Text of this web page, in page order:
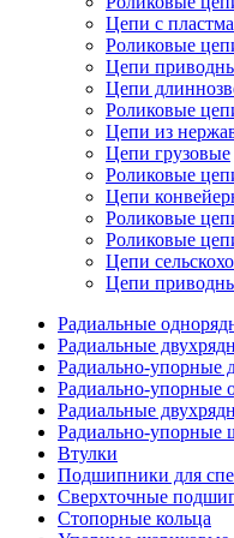
Цепи с
Роликовые
Цепи
Цепи
Роликовые
Цепи из
Цепи грузовые
Роликовые
Цепи
Роликовые
Роликовые
Цепи
Цепи
Радиальные
Радиальные
Радиально-упорные
Радиально-упорные
Радиальные
Радиально-упорные
Втулки
Подшипники для
Сверхточные
Стопорные кольца